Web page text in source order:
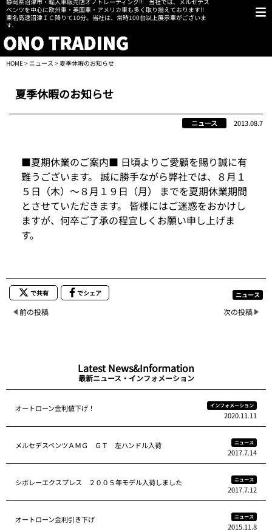
ベンツを中心に欧州車・英国車・アメリカ車も多く取り揃えております!!
東名高速沼津ＩＣ降りて10分。当社は、常時100台以上展示車がございま
す。
HOME> ニュース > 夏季休暇のお知らせ
夏季休暇のお知らせ
ニュース 2013.08.7
■夏期休業のご案内■ 日頃よりご愛顧を賜り誠に有
難うございます。 誠に勝手ながら弊社では、８月１
５日（木）～８月１９日（月） までを夏期休業期間
とさせていただきます。 皆様にはご迷惑をおかけし
ますが、何卒ご了承の程宜しくお願い申し上げま
す。
で共有 でシェア ニュース
前の投稿 次の投稿
Latest News&Information
最新ニュース・インフォメーション
オートローン金利値下げ！ インフォメーション
2020.11.11
メルセデスベンツＡＭＧ ＧＴ 左ハンドル入荷 ニュース
2017.7.14
シボレーエクスプレス ２００５年モデル入荷しました ニュース
2017.7.12
オートローン金利引き下げ ニュース
2015.11.8